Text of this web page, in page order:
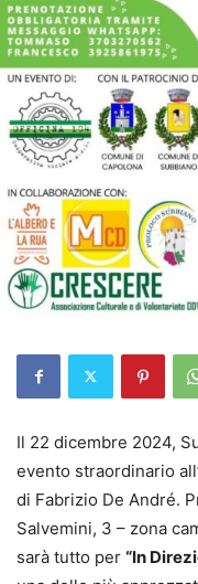
Il 22 dicembre 2024,
evento straordinario
di Fabrizio De André.
Salvemini, 3 – zona
sarà tutto per “In